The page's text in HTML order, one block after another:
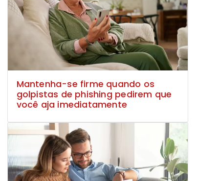
Mantenha-se firme quando os
golpistas de phishing pedirem que
você aja imediatamente